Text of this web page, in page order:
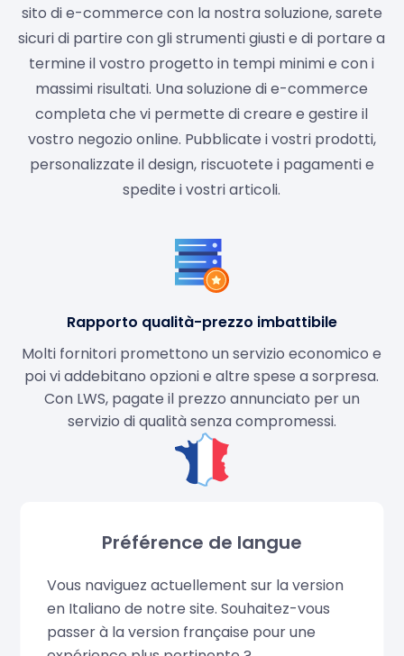
sito di e-commerce con la nostra soluzione, sarete
sicuri di partire con gli strumenti giusti e di portare a
termine il vostro progetto in tempi minimi e con i
massimi risultati. Una soluzione di e-commerce
completa che vi permette di creare e gestire il
vostro negozio online. Pubblicate i vostri prodotti,
personalizzate il design, riscuotete i pagamenti e
spedite i vostri articoli.
Rapporto qualità-prezzo imbattibile
Molti fornitori promettono un servizio economico e
poi vi addebitano opzioni e altre spese a sorpresa.
Con LWS, pagate il prezzo annunciato per un
servizio di qualità senza compromessi.
Molti host hanno i loro server e i loro dipendenti in
assumete personale inFrancia , i vostri dati
vengono memorizzati sui nostri server in Francia.
Préférence de langue
Vous naviguez actuellement sur la version
en Italiano de notre site. Souhaitez-vous
passer à la version française pour une